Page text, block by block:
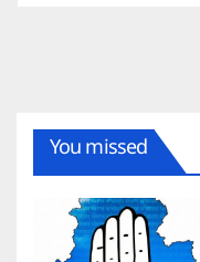
You missed